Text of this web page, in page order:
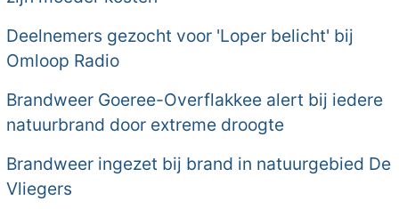
Deelnemers gezocht voor 'Loper belicht' bij
Omloop Radio
Brandweer Goeree-Overflakkee alert bij iedere
natuurbrand door extreme droogte
Brandweer ingezet bij brand in natuurgebied De
Vliegers